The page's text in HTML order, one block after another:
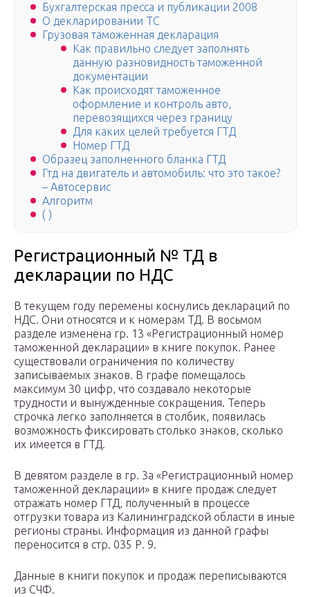
Бухгалтерская пресса и публикации 2008
О декларировании ТС
Грузовая таможенная декларация
Как правильно следует заполнять
данную разновидность таможенной
документации
Как происходят таможенное
оформление и контроль авто,
перевозящихся через границу
Для каких целей требуется ГТД
Номер ГТД
Образец заполненного бланка ГТД
Гтд на двигатель и автомобиль: что это такое?
– Автосервис
Алгоритм
( )
Регистрационный № ТД в
декларации по НДС
В текущем году перемены коснулись деклараций по
НДС. Они относятся и к номерам ТД. В восьмом
разделе изменена гр. 13 «Регистрационный номер
таможенной декларации» в книге покупок. Ранее
существовали ограничения по количеству
записываемых знаков. В графе помещалось
максимум 30 цифр, что создавало некоторые
трудности и вынужденные сокращения. Теперь
строчка легко заполняется в столбик, появилась
возможность фиксировать столько знаков, сколько
их имеется в ГТД.
В девятом разделе в гр. 3а «Регистрационный номер
таможенной декларации» в книге продаж следует
отражать номер ГТД, полученный в процессе
отгрузки товара из Калининградской области в иные
регионы страны. Информация из данной графы
переносится в стр. 035 Р. 9.
Данные в книги покупок и продаж переписываются
из СЧФ.